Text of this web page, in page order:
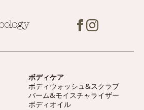
ボディケア
ボディウォッシュ&スクラブ
バーム&モイスチャライザー
ボディオイル